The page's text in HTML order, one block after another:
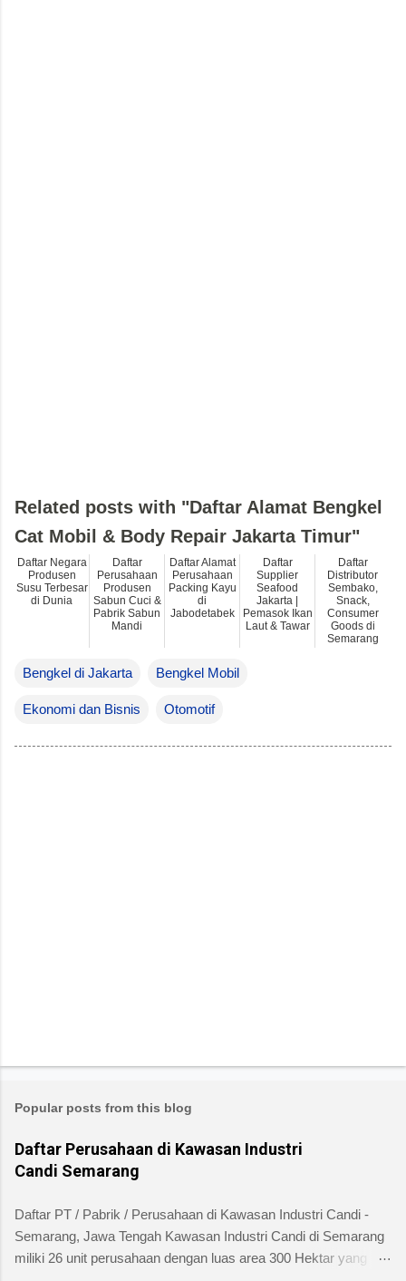
Bengkel di Jakarta Bengkel Mobil
Ekonomi dan Bisnis Otomotif
Related posts with "Daftar Alamat Bengkel
Cat Mobil & Body Repair Jakarta Timur"
Daftar Negara
Produsen
Susu Terbesar
di Dunia
Daftar
Perusahaan
Produsen
Sabun Cuci &
Pabrik Sabun
Mandi
Daftar Alamat
Perusahaan
Packing Kayu
di
Jabodetabek
Daftar
Supplier
Seafood
Jakarta |
Pemasok Ikan
Laut & Tawar
Daftar
Distributor
Sembako,
Snack,
Consumer
Goods di
Semarang
Popular posts from this blog
Daftar Perusahaan di Kawasan Industri
Candi Semarang
Daftar PT / Pabrik / Perusahaan di Kawasan Industri Candi -
Semarang, Jawa Tengah Kawasan Industri Candi di Semarang
miliki 26 unit perusahaan dengan luas area 300 Hektar yang